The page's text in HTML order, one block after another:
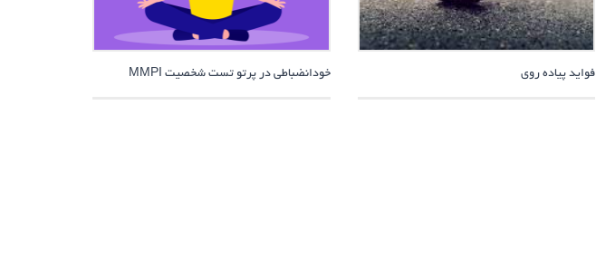
فواید پیاده روی خودانضباطی در پرتو تست شخصیت MMPI